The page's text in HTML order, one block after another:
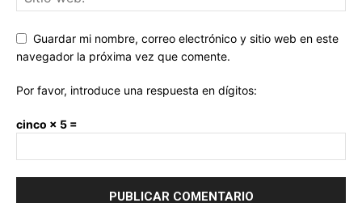
Guardar mi nombre, correo electrónico y sitio web en este
navegador la próxima vez que comente.
Por favor, introduce una respuesta en dígitos:
cinco × 5 =